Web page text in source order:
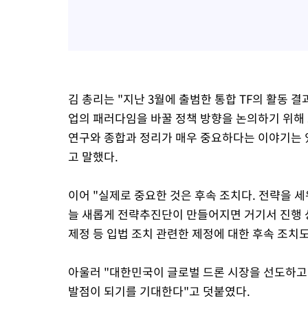
김 총리는 "지난 3월에 출범한 통합 TF의 활동
업의 패러다임을 바꿀 정책 방향을 논의하기 위
연구와 종합과 정리가 매우 중요하다는 이야기
고 말했다.
이어 "실제로 중요한 것은 후속 조치다. 전략을
늘 새롭게 전략추진단이 만들어지면 거기서 진
제정 등 입법 조치 관련한 제정에 대한 후속 조
아울러 "대한민국이 글로벌 드론 시장을 선도하
발점이 되기를 기대한다"고 덧붙였다.